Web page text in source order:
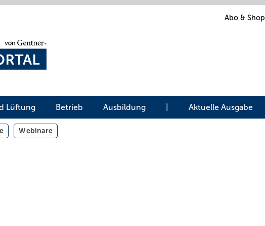
Abo & Shop
Lüftung Betrieb Ausbildung Aktuelle Ausgabe
Webinare